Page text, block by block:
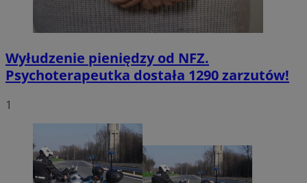
Wyłudzenie pieniędzy od NFZ.
Psychoterapeutka dostała 1290 zarzutów!
1